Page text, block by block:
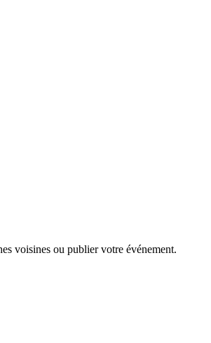
voisines ou publier votre événement.